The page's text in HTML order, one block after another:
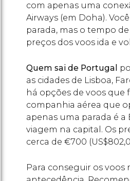
com apenas uma
Airways (em Doha).
parada, mas o tempo
preços dos voos ida e
Quem sai de Portugal
as cidades de Lisboa,
há opções de voos que
companhia aérea que
apenas uma parada é a
viagem na capital. Os
cerca de €700 (US$
Para conseguir os voos